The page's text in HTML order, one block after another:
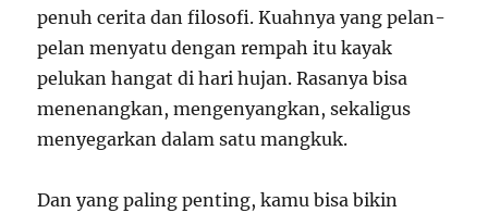
penuh cerita dan filosofi. Kuahnya yang pelan-
pelan menyatu dengan rempah itu kayak
pelukan hangat di hari hujan. Rasanya bisa
menenangkan, mengenyangkan, sekaligus
menyegarkan dalam satu mangkuk.
Dan yang paling penting, kamu bisa bikin